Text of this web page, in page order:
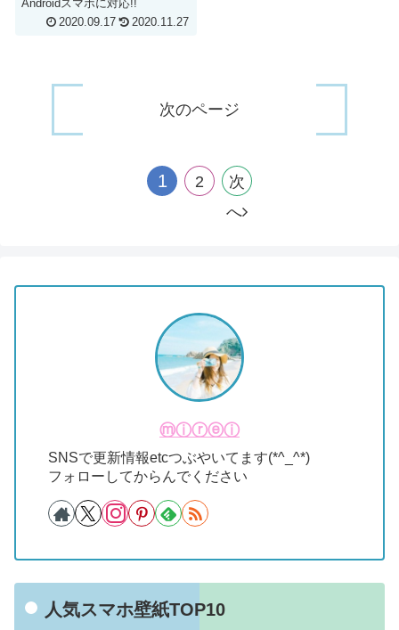
Androidスマホに対応!!
2020.09.17 2020.11.27
次のページ
1 2
次
へ
ⓜⓘⓡⓔⓘ
SNSで更新情報etcつぶやいてます(*^_^*)
フォローしてからんでください
人気スマホ壁紙TOP10